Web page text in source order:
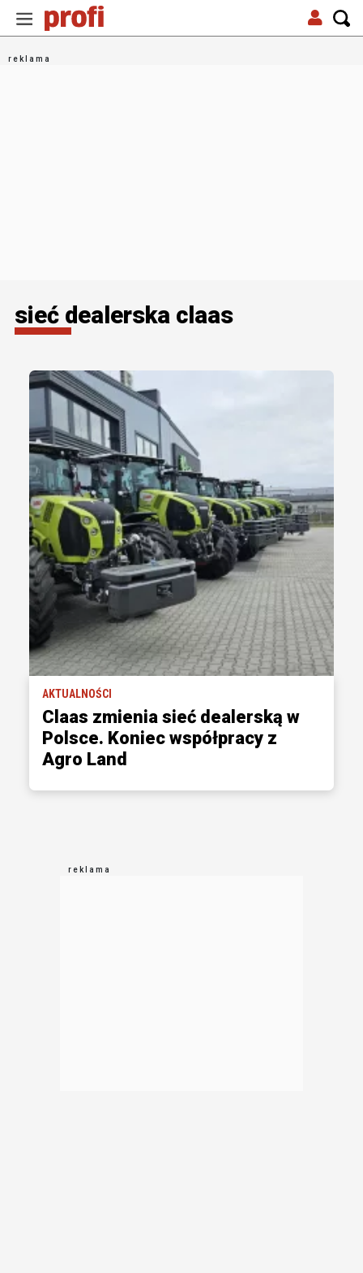
sieć dealerska claas
AKTUALNOŚCI
Claas zmienia sieć dealerską w
Polsce. Koniec współpracy z
Agro Land